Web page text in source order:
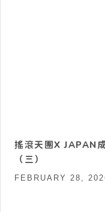
搖滾天團X JAPAN
（三）
FEBRUARY 28,